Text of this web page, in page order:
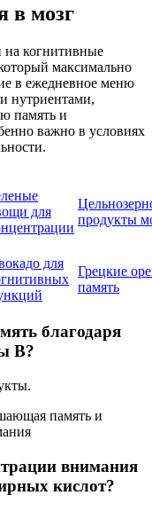
в мозг
когнитивные
максимально
в ежедневное меню
нутриентами,
память и
важно в условиях
для
продукты
для
Грецкие
память
благодаря
B?
внимания
кислот?